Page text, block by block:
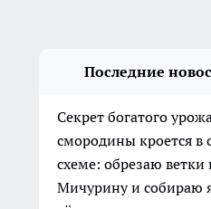
Мичурину и собираю
У Новороссийска дрон
атаковал турецкий